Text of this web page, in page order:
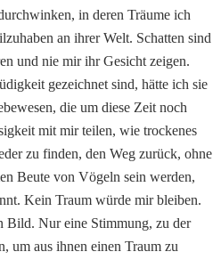
in deren Träume ich
an ihrer Welt. Schatten sind
und nie mir ihr Gesicht zeigen.
gezeichnet sind, hätte ich sie
die um diese Zeit noch
mit mir teilen, wie trockenes
zu finden, den Weg zurück, ohne
Beute von Vögeln sein werden,
Kein Traum würde mir bleiben.
Bild. Nur eine Stimmung, zu der
um aus ihnen einen Traum zu